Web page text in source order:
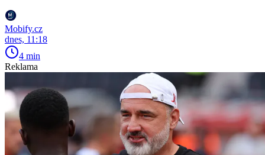
Mobify.cz
dnes, 11:18
4 min
Reklama